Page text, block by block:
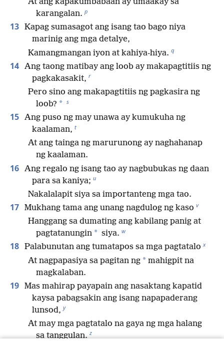
karangalan. p
13 Kapag sumasagot ang isang tao bago niya
marinig ang mga detalye,
Kamangmangan iyon at kahiya-hiya. q
14 Ang taong matibay ang loob ay makapagtitiis ng
pagkakasakit, r
Pero sino ang makapagtitiis ng pagkasira ng
loob? * s
15 Ang puso ng may unawa ay kumukuha ng
kaalaman, t
At ang tainga ng marurunong ay naghahanap
ng kaalaman.
16 Ang regalo ng isang tao ay nagbubukas ng daan
para sa kaniya; u
Nakalalapit siya sa importanteng mga tao.
17 Mukhang tama ang unang nagdulog ng kaso v
Hanggang sa dumating ang kabilang panig at
pagtatanungin * siya. w
18 Palabunutan ang tumatapos sa mga pagtatalo x
At nagpapasiya sa pagitan ng * mahigpit na
magkalaban.
19 Mas mahirap payapain ang nasaktang kapatid
kaysa pabagsakin ang isang napapaderang
lunsod, y
At may mga pagtatalo na gaya ng mga halang
sa tanggulan. z